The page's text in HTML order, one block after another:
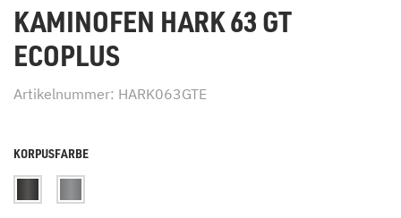
KAMINOFEN HARK 63 GT
ECOPLUS
Artikelnummer: HARK063GTE
KORPUSFARBE